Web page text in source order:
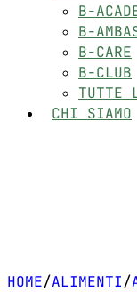
B-
B-
B-CARE
B-CLUB
TUTTE
CHI SIAMO
HOME/ALIMENTI/